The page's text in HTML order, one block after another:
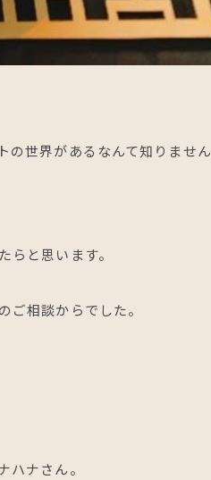
の世界があるなんて知りません
と思います。
ご相談からでした。
ハナさん。